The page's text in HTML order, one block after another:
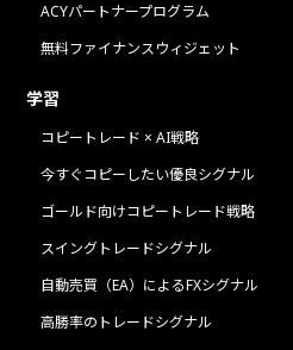
ACYパートナープログラム
無料ファイナンスウィジェット
学習
コピートレード × AI戦略
今すぐコピーしたい優良シグナル
ゴールド向けコピートレード戦略
スイングトレードシグナル
自動売買（EA）によるFXシグナル
高勝率のトレードシグナル